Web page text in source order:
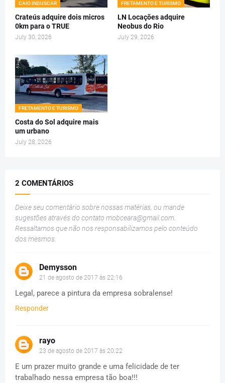
CAIO INDUSCAR
Crateús adquire dois micros
0km para o TRUE
July 30, 2026
FRETAMENTO E TURISMO
LN Locações adquire
Neobus do Rio
July 29, 2026
FRETAMENTO E TURISMO
Costa do Sol adquire mais
um urbano
July 28, 2026
2 COMENTÁRIOS
Deixe seu comentário sobre nossas matérias, ou mande
sugestões através do contato mobceara@gmail.com
Ressaltamos que não nos responsabilizamos pelo conteúdo
dos mesmos.
Demysson
21 de agosto de 2017 às 22:16
Legal, parece a pintura da empresa sobralense!
Responder
rayo
23 de agosto de 2017 às 20:22
E um prazer muito grande e uma felicidade de ter
trabalhado nessa empresa tão boa!!!